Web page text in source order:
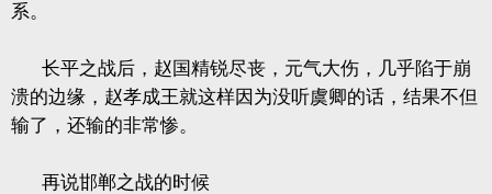
系。
长平之战后，赵国精锐尽丧，元气大伤，几乎陷于崩
溃的边缘，赵孝成王就这样因为没听虞卿的话，结果不但
输了，还输的非常惨。
再说邯郸之战的时候